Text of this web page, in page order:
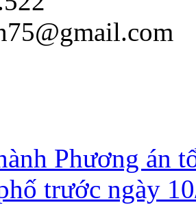
Phương án
trước ngày